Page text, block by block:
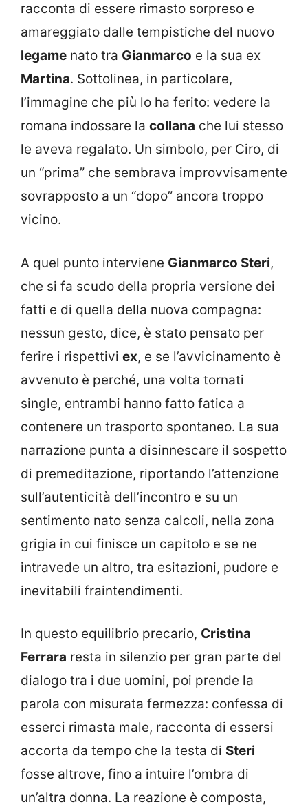
racconta di essere rimasto sorpreso e
amareggiato dalle tempistiche del nuovo
legame nato tra Gianmarco e la sua ex
Martina. Sottolinea, in particolare,
l’immagine che più lo ha ferito: vedere la
romana indossare la collana che lui stesso
le aveva regalato. Un simbolo, per Ciro, di
un “prima” che sembrava improvvisamente
sovrapposto a un “dopo” ancora troppo
vicino.
A quel punto interviene Gianmarco Steri,
che si fa scudo della propria versione dei
fatti e di quella della nuova compagna:
nessun gesto, dice, è stato pensato per
ferire i rispettivi ex, e se l’avvicinamento è
avvenuto è perché, una volta tornati
single, entrambi hanno fatto fatica a
contenere un trasporto spontaneo. La sua
narrazione punta a disinnescare il sospetto
di premeditazione, riportando l’attenzione
sull’autenticità dell’incontro e su un
sentimento nato senza calcoli, nella zona
grigia in cui finisce un capitolo e se ne
intravede un altro, tra esitazioni, pudore e
inevitabili fraintendimenti.
In questo equilibrio precario, Cristina
Ferrara resta in silenzio per gran parte del
dialogo tra i due uomini, poi prende la
parola con misurata fermezza: confessa di
esserci rimasta male, racconta di essersi
accorta da tempo che la testa di Steri
fosse altrove, fino a intuire l’ombra di
un’altra donna. La reazione è composta,